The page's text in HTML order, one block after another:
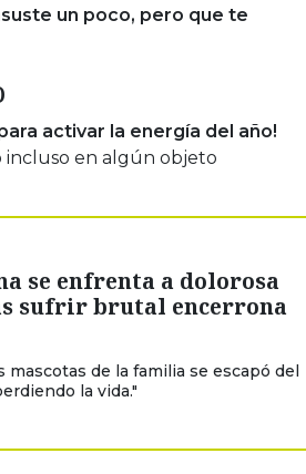
un poco, pero que te
activar la energía del año!
incluso en algún objeto
se enfrenta a dolorosa
sufrir brutal encerrona
mascotas de la familia se escapó del
la vida."